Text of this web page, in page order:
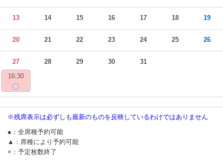
13 14 15 16 17 18 19
20 21 22 23 24 25 26
27
16:30
◯
28 29 30 31
※残席表示は必ずしも最新のものを反映しているわけではありません
●：全席種予約可能
▲：席種により予約可能
×：予定枚数終了